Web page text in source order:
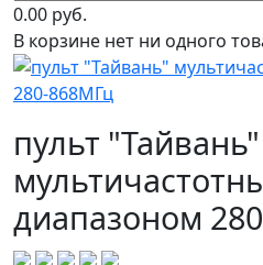
0.00 руб.
В корзине нет ни одного
пульт "Тайвань"
диапазоном